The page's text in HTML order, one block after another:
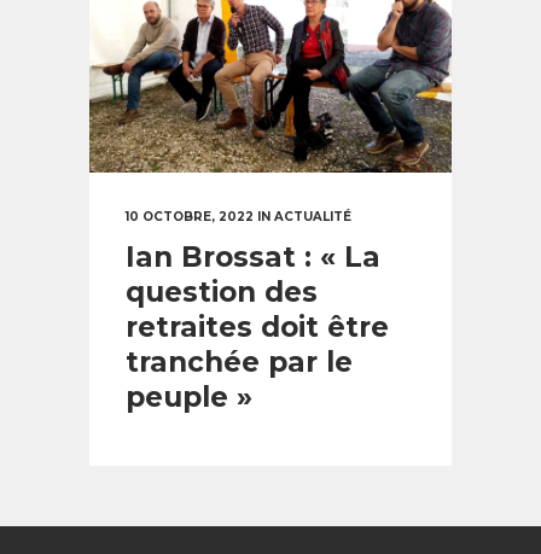
10 OCTOBRE, 2022 IN ACTUALITÉ
Ian Brossat : « La
question des
retraites doit être
tranchée par le
peuple »